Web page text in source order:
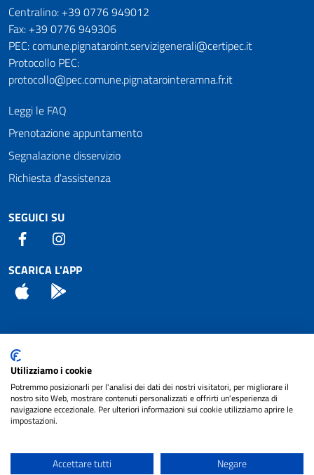
Numeri utili
Centralino: +39 0776 949012
Fax: +39 0776 949306
PEC: comune.pignataroint.servizigenerali@certipec.it
Protocollo PEC:
protocollo@pec.comune.pignatarointeramna.fr.it
Leggi le FAQ
Prenotazione appuntamento
Segnalazione disservizio
Richiesta d'assistenza
SEGUICI SU
Facebook
SCARICA L'APP
App Store
Attuazione Misure PNRR
Piano di miglioramento del sito
Note legali
cura diNET SMART
Utilizziamo i cookie
Potremmo posizionarli per l'analisi dei dati dei nostri visitatori, per migliorare il
nostro sito Web, mostrare contenuti personalizzati e offrirti un'esperienza di
navigazione eccezionale. Per ulteriori informazioni sui cookie utilizziamo aprire le
impostazioni.
Accettare tutti Negare